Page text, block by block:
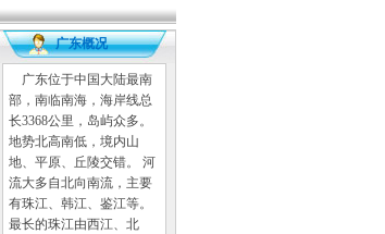
广东概况
广东位于中国大陆最南
部，南临南海，海岸线总
长3368公里，岛屿众多。
地势北高南低，境内山
地、平原、丘陵交错。 河
流大多自北向南流，主要
有珠江、韩江、鉴江等。
最长的珠江由西江、北